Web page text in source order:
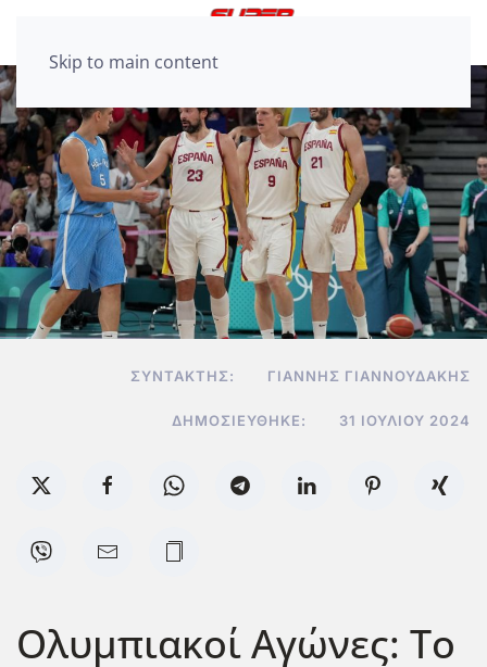
Skip to main content
ΣΥΝΤΆΚΤΗΣ: ΓΙΆΝΝΗΣ ΓΙΑΝΝΟΥΔΆΚΗΣ
ΔΗΜΟΣΙΕΎΘΗΚΕ: 31 ΙΟΥΛΊΟΥ 2024
Ολυμπιακοί Αγώνες: Το